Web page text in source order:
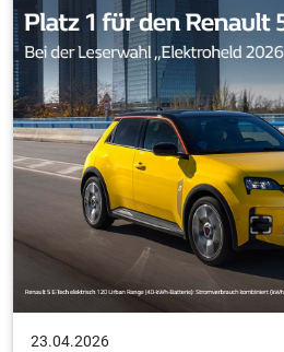
23.04.2026